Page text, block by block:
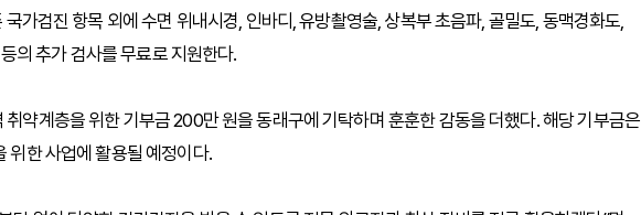
가검진 항목 외에 수면 위내시경, 인바디, 유방촬영술, 상복부 초음파, 골밀도, 동맥경화도,
의 추가 검사를 무료로 지원한다.
약계층을 위한 기부금 200만 원을 동래구에 기탁하며 훈훈한 감동을 더했다. 해당 기부금은
위한 사업에 활용될 예정이다.